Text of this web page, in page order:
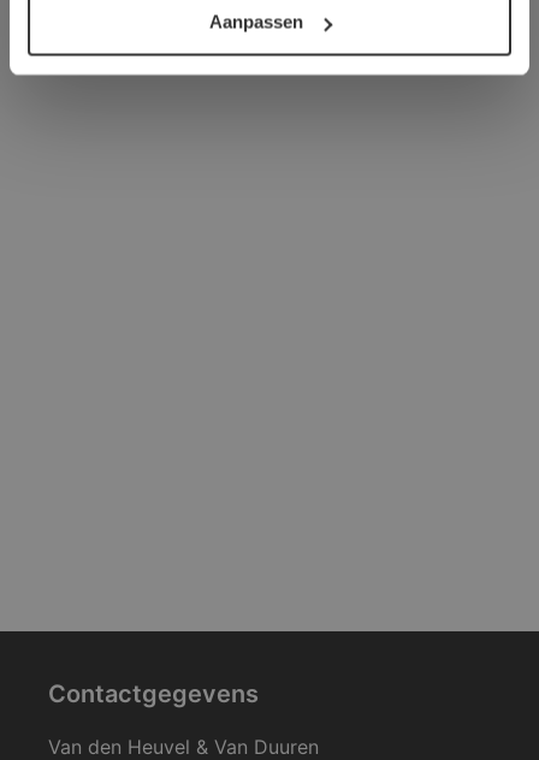
Aanpassen
Contactgegevens
Van den Heuvel & Van Duuren